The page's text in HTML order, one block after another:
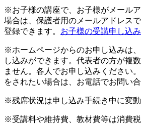
※お子様の講座で、お子様がメール
場合は、保護者用のメールアドレス
登録できます。 お子様の受講申し込
※ホームページからのお申し込みは
し込みができます。代表者の方が複
ません。各人でお申し込みください
をされたい場合は、お電話でお問い合
※残席状況は申し込み手続き中に変動
※受講料や維持費、教材費等は消費